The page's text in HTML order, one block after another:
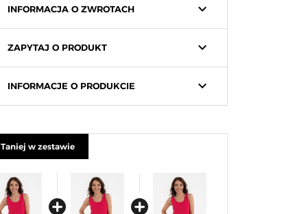
keyboard_arrow_down
INFORMACJA O ZWROTACH
keyboard_arrow_down
ZAPYTAJ O PRODUKT
keyboard_arrow_down
INFORMACJE O PRODUKCIE
Taniej w zestawie